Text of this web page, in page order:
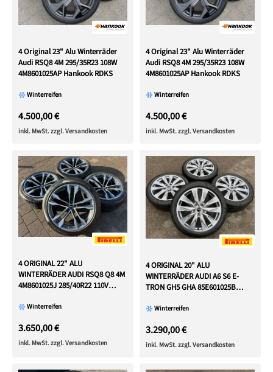
4 Original 23" Alu Winterräder
Audi RSQ8 4M 295/35R23 108W
4M8601025AP Hankook RDKS
Winterreifen
4.500,00 €
inkl. MwSt. zzgl. Versandkosten
4 Original 23" Alu Winterräder
Audi RSQ8 4M 295/35R23 108W
4M8601025AP Hankook RDKS
Winterreifen
4.500,00 €
inkl. MwSt. zzgl. Versandkosten
4 ORIGINAL 22" ALU
WINTERRÄDER AUDI RSQ8 Q8 4M
4M8601025J 285/40R22 110V
Winterreifen
3.650,00 €
inkl. MwSt. zzgl. Versandkosten
4 ORIGINAL 20" ALU
WINTERRÄDER AUDI A6 S6 E-
TRON GH5 GHA 85E601025B
Winterreifen
3.290,00 €
inkl. MwSt. zzgl. Versandkosten